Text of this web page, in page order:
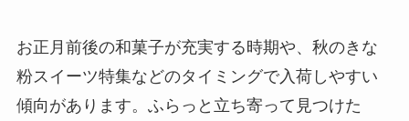
お正月前後の和菓子が充実する時期や、秋のきな
粉スイーツ特集などのタイミングで入荷しやすい
傾向があります。ふらっと立ち寄って見つけた